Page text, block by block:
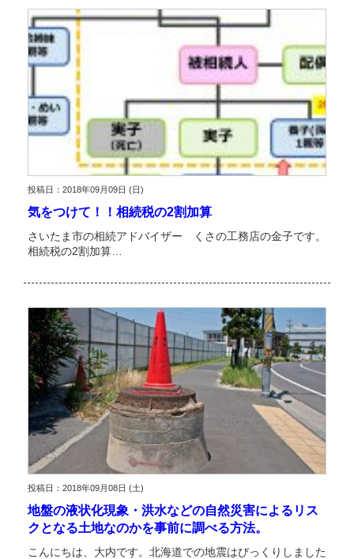
投稿日：2018年09月09日 (日)
気をつけて！！相続税の2割加算
さいたま市の相続アドバイザー くさの工務店の金子です。
相続税の2割加算…
投稿日：2018年09月08日 (土)
地盤の液状化現象・洪水などの自然災害によるリス
クとなる土地なのかを事前に調べる方法。
こんにちは、大内です。北海道での地震はびっくりしました